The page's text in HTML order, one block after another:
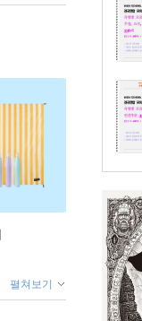
펼쳐보기